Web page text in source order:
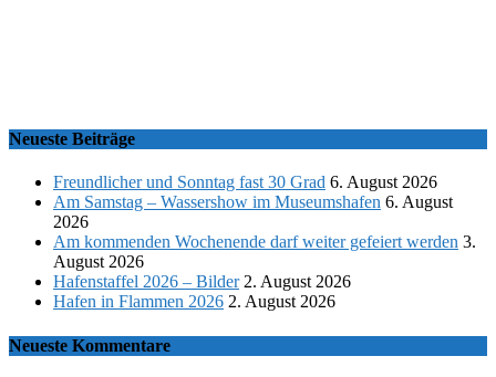
Neueste Beiträge
Freundlicher und Sonntag fast 30 Grad 6. August 2026
Am Samstag – Wassershow im Museumshafen 6. August
2026
Am kommenden Wochenende darf weiter gefeiert werden 3.
August 2026
Hafenstaffel 2026 – Bilder 2. August 2026
Hafen in Flammen 2026 2. August 2026
Neueste Kommentare